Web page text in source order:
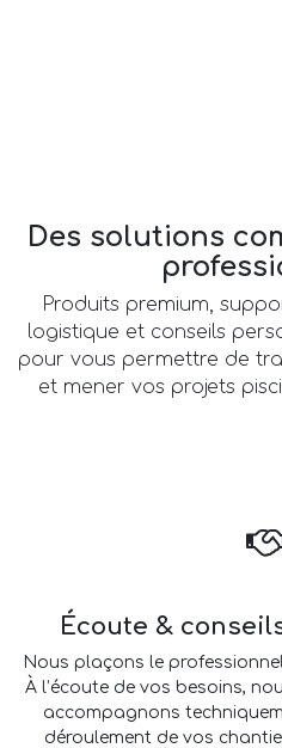
Des solutions
Produits premium,
logistique et conseils
pour vous permettre de
et mener vos projets
Écoute &
Nous plaçons le
À l’écoute de vos besoins,
accompagnons
déroulement de vos